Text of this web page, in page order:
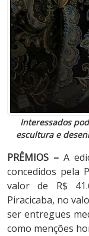
Interessados
escultura e
PRÊMIOS –A
concedidos pela
valor de R$
Piracicaba, no
ser entregues
como menções